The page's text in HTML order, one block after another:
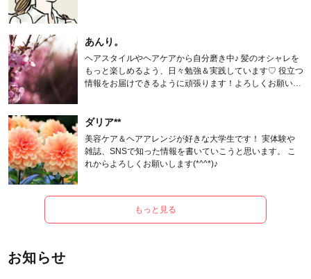
あんり。
ヘアスタイルやヘアケアから自分磨き中♪ 髪のオシャレを
もっと楽しめるよう、日々勉強＆実践しています♡ 役立つ
情報をお届けできるように頑張ります！よろしくお願いし
ダリア**
美容ケア＆ヘアアレンジが好きな大学生です！ 実体験や
雑誌、SNSで知った情報を書いていこうと思います。 こ
れからよろしくお願いします(*^^*)♪
もっと見る
お知らせ